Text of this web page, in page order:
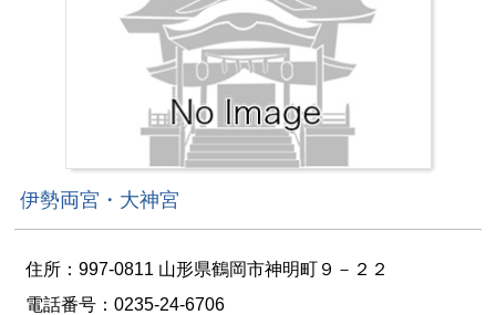
伊勢両宮・大神宮
住所：997-0811 山形県鶴岡市神明町９－２２
電話番号：0235-24-6706